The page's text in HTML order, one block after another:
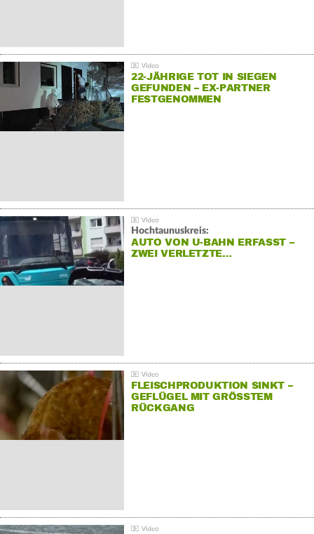
22-JÄHRIGE TOT IN SIEGEN
GEFUNDEN – EX-PARTNER
FESTGENOMMEN
Hochtaunuskreis:
AUTO VON U-BAHN ERFASST –
ZWEI VERLETZTE…
FLEISCHPRODUKTION SINKT –
GEFLÜGEL MIT GRÖSSTEM R
ÜCKGANG